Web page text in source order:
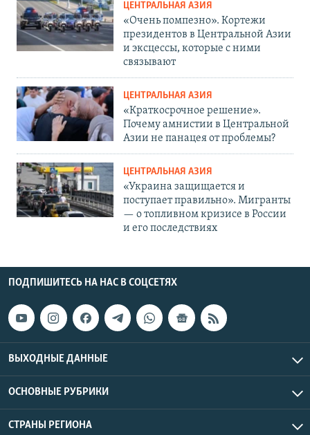
ЦЕНТРАЛЬНАЯ АЗИЯ
«Очень помпезно». Кортежи
президентов в Центральной Азии
и эксцессы, которые с ними
связывают
ЦЕНТРАЛЬНАЯ АЗИЯ
«Краткосрочное решение».
Почему амнистии в Центральной
Азии не панацея от проблемы?
ЦЕНТРАЛЬНАЯ АЗИЯ
«Украина защищается и
поступает правильно». Мигранты
— о топливном кризисе в России
и его последствиях
ПОДПИШИТЕСЬ НА НАС В СОЦСЕТЯХ
ВЫХОДНЫЕ ДАННЫЕ
ОСНОВНЫЕ РУБРИКИ
СТРАНЫ РЕГИОНА